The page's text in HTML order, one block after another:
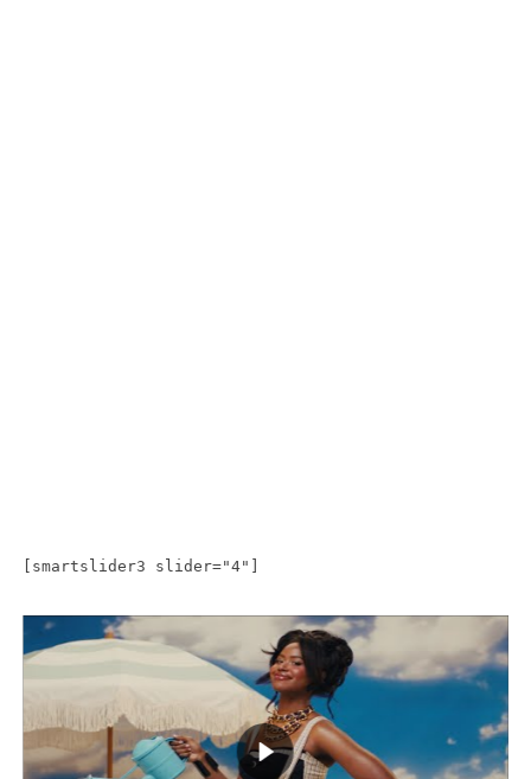
[smartslider3 slider="4"]